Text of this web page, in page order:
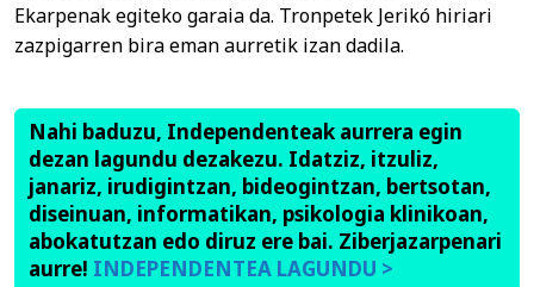
Ekarpenak egiteko garaia da. Tronpetek Jerikó hiriari
zazpigarren bira eman aurretik izan dadila.
Nahi baduzu, Independenteak aurrera egin
dezan lagundu dezakezu. Idatziz, itzuliz,
janariz, irudigintzan, bideogintzan, bertsotan,
diseinuan, informatikan, psikologia klinikoan,
abokatutzan edo diruz ere bai. Ziberjazarpenari
aurre! INDEPENDENTEA LAGUNDU >